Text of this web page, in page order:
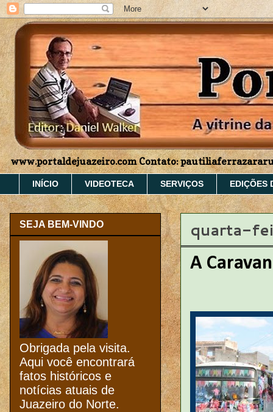
www.portaldejuazeiro.com Contato:
INÍCIO VIDEOTECA SERVIÇOS EDIÇÕES
quarta-
A
SEJA BEM-VINDO
Obrigada pela visita.
Aqui você encontrará
fatos históricos e
notícias atuais de
Juazeiro do Norte.